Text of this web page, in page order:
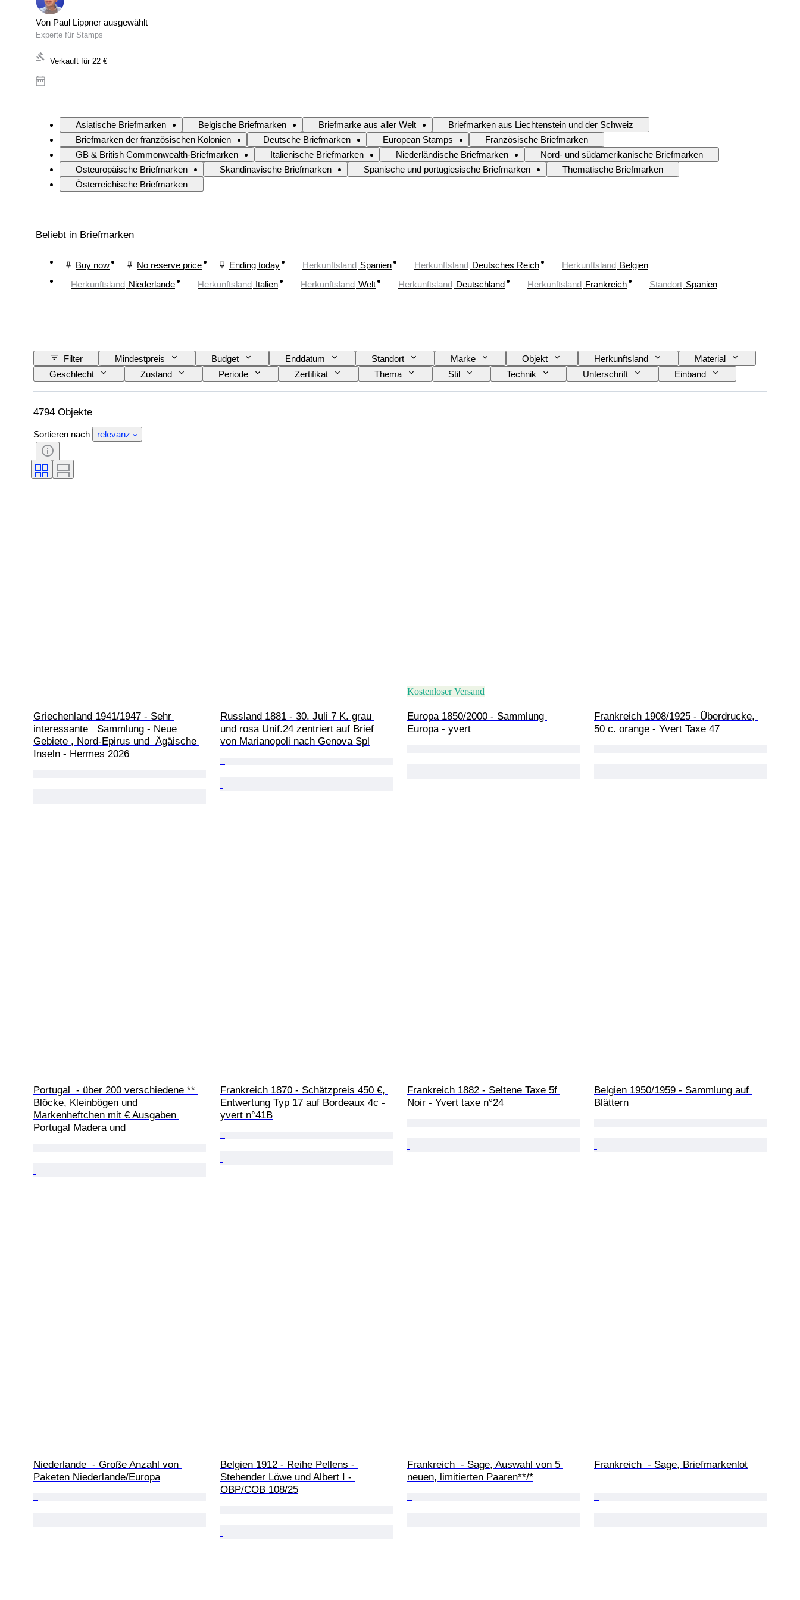
Von Paul Lippner ausgewählt
Experte für Stamps
Verkauft für 22 €
Asiatische Briefmarken Belgische Briefmarken Briefmarke aus aller Welt
Briefmarken aus Liechtenstein und der Schweiz
Briefmarken der französischen Kolonien
Deutsche Briefmarken European Stamps
Französische Briefmarken
GB & British Commonwealth-Briefmarken
Italienische Briefmarken Niederländische Briefmarken
Nord- und südamerikanische Briefmarken
Osteuropäische Briefmarken
Skandinavische Briefmarken Spanische und portugiesische Briefmarken
Thematische Briefmarken
Österreichische Briefmarken
Beliebt in Briefmarken
Buy now No reserve price Ending today Herkunftsland Spanien Herkunftsland Deutsches Reich Herkunftsland Belgien
Herkunftsland Niederlande Herkunftsland Italien Herkunftsland Welt Herkunftsland Deutschland Herkunftsland Frankreich Standort Spanien
Filter Mindestpreis Budget Enddatum Standort Marke Objekt Herkunftsland
Material
Geschlecht
Zustand Periode Zertifikat Thema Stil Technik Unterschrift
Einband
Auflage
Sprache Farbe Verkauft von Künstler Zuschreibung Epoche
4794 Objekte
Sortieren nach relevanz
Griechenland 1941/1947 - Sehr
interessante   Sammlung - Neue
Gebiete , Nord-Epirus und  Ägäische
Inseln - Hermes 2026
Russland 1881 - 30. Juli 7 K. grau
und rosa Unif.24 zentriert auf Brief
von Marianopoli nach Genova Spl
Kostenloser Versand
Europa 1850/2000 - Sammlung
Europa - yvert
Frankreich 1908/1925 - Überdrucke,
50 c. orange - Yvert Taxe 47
Portugal  - über 200 verschiedene **
Blöcke, Kleinbögen und
Markenheftchen mit € Ausgaben
Portugal Madera und
Frankreich 1870 - Schätzpreis 450 €,
Entwertung Typ 17 auf Bordeaux 4c -
yvert n°41B
Frankreich 1882 - Seltene Taxe 5f
Noir - Yvert taxe n°24
Belgien 1950/1959 - Sammlung auf
Blättern
Niederlande  - Große Anzahl von
Paketen Niederlande/Europa
Belgien 1912 - Reihe Pellens -
Stehender Löwe und Albert I -
OBP/COB 108/25
Frankreich  - Sage, Auswahl von 5
neuen, limitierten Paaren**/*
Frankreich  - Sage, Briefmarkenlot